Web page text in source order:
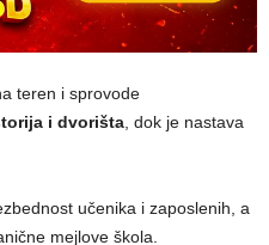
teren i sprovode
i dvorišta , dok je nastava
učenika i zaposlenih, a
mejlove škola.